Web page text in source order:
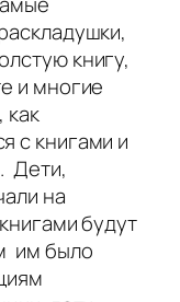
книгу,
и многие
как
с книгами и
Дети,
на
будут
им было